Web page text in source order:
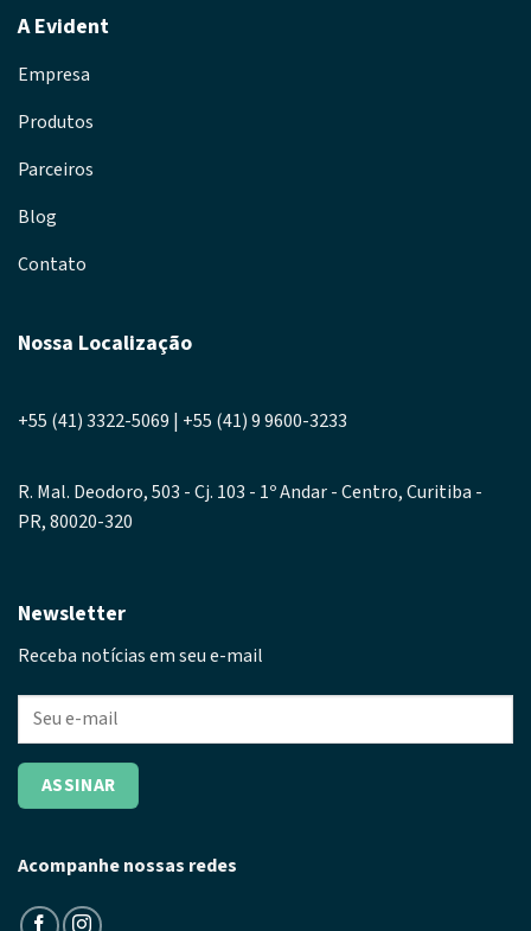
A Evident
Empresa
Produtos
Parceiros
Blog
Contato
Nossa Localização
+55 (41) 3322-5069 | +55 (41) 9 9600-3233
R. Mal. Deodoro, 503 - Cj. 103 - 1º Andar - Centro, Curitiba -
PR, 80020-320
Newsletter
Receba notícias em seu e-mail
Acompanhe nossas redes